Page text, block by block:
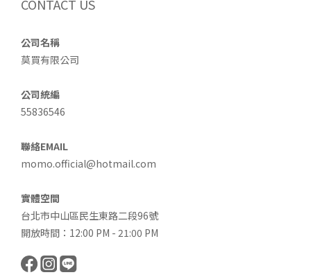
CONTACT US
公司名稱
莫買有限公司
公司統編
55836546
聯絡EMAIL
momo.official@hotmail.com
實體空間
台北市中山區民生東路二段96號
開放時間：12:00 PM - 21:00 PM